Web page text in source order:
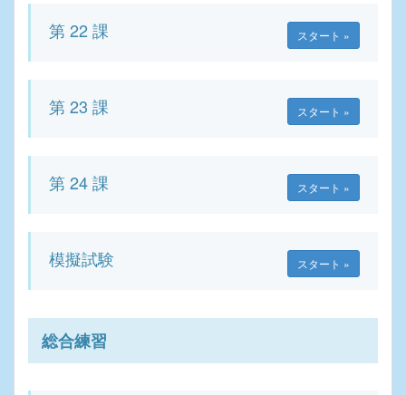
第 22 課 スタート »
第 23 課 スタート »
第 24 課 スタート »
模擬試験 スタート »
総合練習